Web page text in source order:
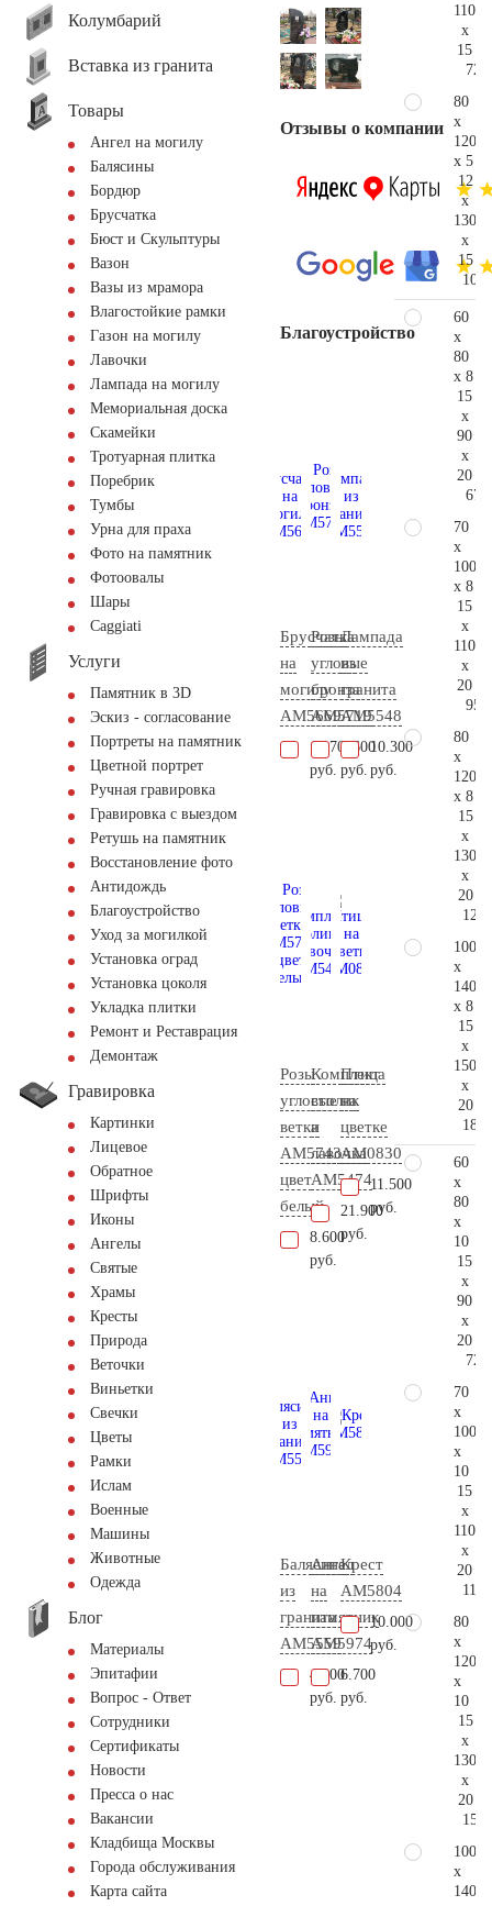
Колумбарий
Вставка из гранита
Товары
Ангел на могилу
Балясины
Бордюр
Брусчатка
Бюст и Скульптуры
Вазон
Вазы из мрамора
Влагостойкие рамки
Газон на могилу
Лавочки
Лампада на могилу
Мемориальная доска
Скамейки
Тротуарная плитка
Поребрик
Тумбы
Урна для праха
Фото на памятник
Фотоовалы
Шары
Сaggiati
Услуги
Памятник в 3D
Эскиз - согласование
Портреты на памятник
Цветной портрет
Ручная гравировка
Гравировка с выездом
Ретушь на памятник
Восстановление фото
Антидождь
Благоустройство
Уход за могилкой
Установка оград
Установка цоколя
Укладка плитки
Ремонт и Реставрация
Демонтаж
Гравировка
Картинки
Лицевое
Обратное
Шрифты
Иконы
Ангелы
Святые
Храмы
Кресты
Природа
Веточки
Виньетки
Свечки
Цветы
Рамки
Ислам
Военные
Машины
Животные
Одежда
Блог
Материалы
Эпитафии
Вопрос - Ответ
Сотрудники
Сертификаты
Новости
Пресса о нас
Вакансии
Кладбища Москвы
Города обслуживания
Карта сайта
Отзывы о компании
Благоустройство
Брусчатка
на
могилу
AM5669
15.700
руб.
Розы
угловые
бронза
AM5719
8.600
руб.
Лампада
из
гранита
AM5548
10.300
руб.
Розы
угловые
ветка
AM5743
цвет
белый
8.600
руб.
Комплект
столик
и
лавочка
АМ5474
21.900
руб.
Птица
на
цветке
AM0830
11.500
руб.
Балясина
из
гранита
AM5559
4.000
руб.
Ангел
на
памятник
AM5974
6.700
руб.
Крест
AM5804
10.000
руб.
110
x
15
80
x
120
x 5
12
x
130
x
15
60
x
80
x 8
15
x
90
x
20
70
x
100
x 8
15
x
110
x
20
80
x
120
x 8
15
x
130
x
20
100
x
140
x 8
15
x
150
x
20
60
x
80
x
10
15
x
90
x
20
70
x
100
x
10
15
x
110
x
20
80
x
120
x
10
15
x
130
x
20
100
x
140